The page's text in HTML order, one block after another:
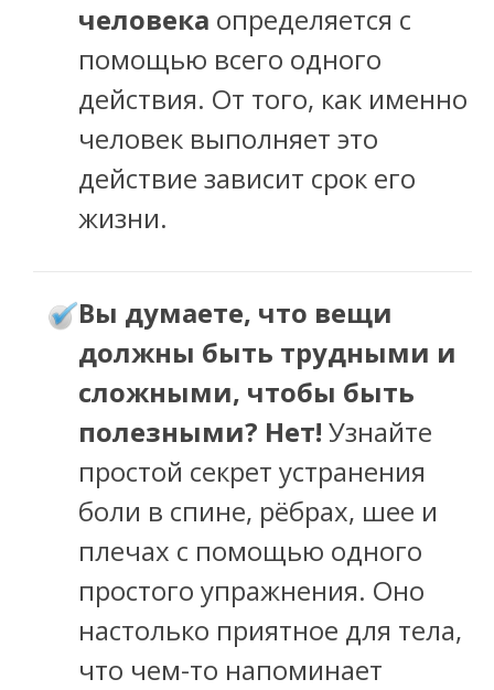
человека определяется с
помощью всего одного
действия. От того, как именно
человек выполняет это
действие зависит срок его
жизни.
Вы думаете, что вещи
должны быть трудными и
сложными, чтобы быть
полезными? Нет! Узнайте
простой секрет устранения
боли в спине, рёбрах, шее и
плечах с помощью одного
простого упражнения. Оно
настолько приятное для тела,
что чем-то напоминает